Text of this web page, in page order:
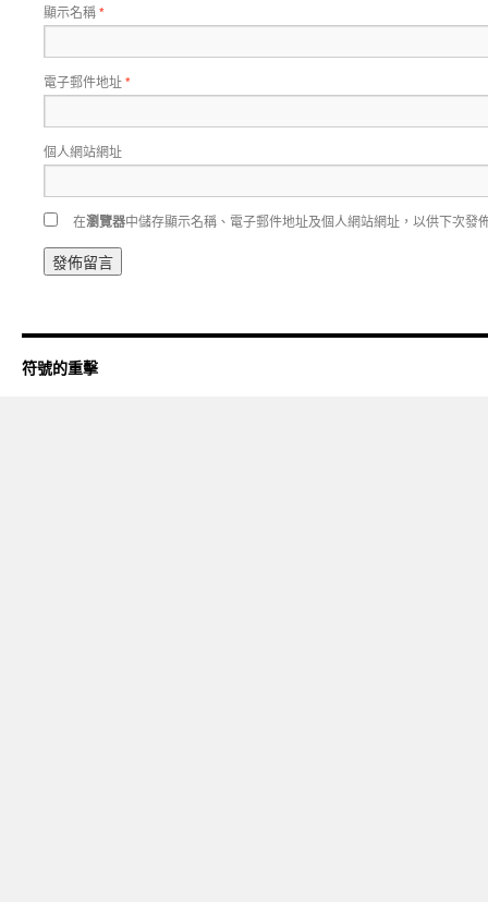
顯示名稱*
電子郵件地址*
個人網站網址
在瀏覽器中儲存顯示名稱、電子郵件地址及個人網站網址，以供下次發
符號的重擊